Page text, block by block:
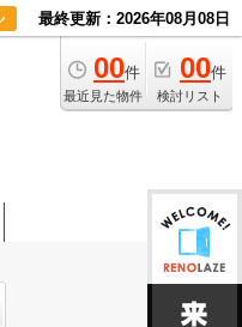
最終更新：2026年08月08日
00件
最近見た物件
00件
検討リスト